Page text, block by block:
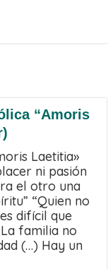
“Amoris
Laetitia»
ni pasión
el otro una
“Quien no
difícil que
familia no
(…) Hay un